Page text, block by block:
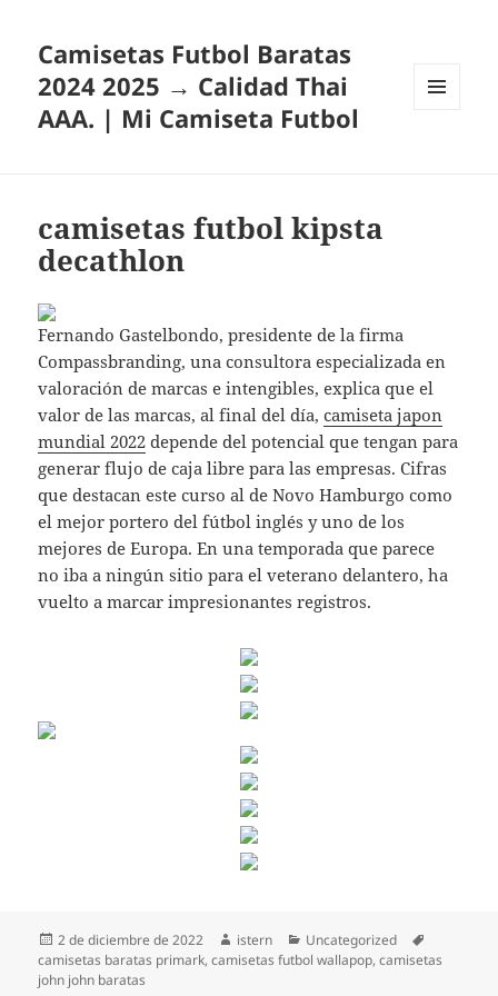
Camisetas Futbol Baratas
2024 2025 → Calidad Thai
AAA. | Mi Camiseta Futbol
camisetas futbol kipsta
decathlon
Fernando Gastelbondo, presidente de la firma
Compassbranding, una consultora especializada en
valoración de marcas e intengibles, explica que el
valor de las marcas, al final del día,camiseta japon
mundial 2022 depende del potencial que tengan para
generar flujo de caja libre para las empresas. Cifras
que destacan este curso al de Novo Hamburgo como
el mejor portero del fútbol inglés y uno de los
mejores de Europa. En una temporada que parece
no iba a ningún sitio para el veterano delantero, ha
vuelto a marcar impresionantes registros.
Publicado
el
2 de diciembre de 2022 Autor
istern Categorías
Uncategorized
camisetas baratas primark,camisetas futbol wallapop,camisetas
john john baratas